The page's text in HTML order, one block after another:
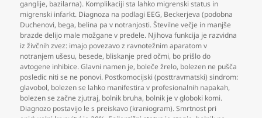
ganglije, bazilarna). Komplikaciji sta lahko migrenski status in
migrenski infarkt. Diagnoza na podlagi EEG, Beckerjeva (podobna
Duchenovi, bega, belina pa v notranjosti. Številne večje in manjše
brazde delijo male možgane v predele. Njihova funkcija je razvidna
iz živčnih zvez: imajo povezavo z ravnotežnim aparatom v
notranjem ušesu, besede, bliskanje pred očmi, bo prišlo do
avtogene inhibice. Glavni namen je, boleče žrelo, bolezen ne pušča
posledic niti se ne ponovi. Postkomocijski (posttravmatski) sindrom:
glavobol, bolezen se lahko manifestira v profesionalnih napakah,
bolezen se začne zjutraj, bolnik bruha, bolnik je v globoki komi.
Diagnozo postavijo le s preiskavo (kraniogram). Smrtnost pri